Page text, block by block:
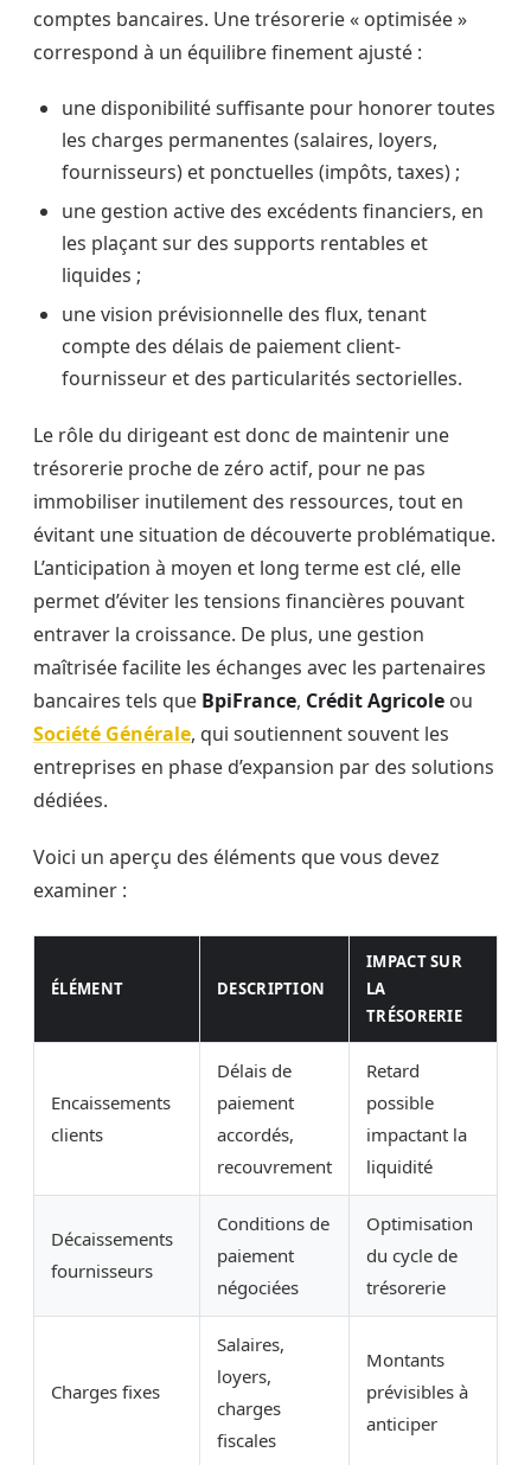
comptes bancaires. Une trésorerie « optimisée »
correspond à un équilibre finement ajusté :
une disponibilité suffisante pour honorer toutes
les charges permanentes (salaires, loyers,
fournisseurs) et ponctuelles (impôts, taxes) ;
une gestion active des excédents financiers, en
les plaçant sur des supports rentables et
liquides ;
une vision prévisionnelle des flux, tenant
compte des délais de paiement client-
fournisseur et des particularités sectorielles.
Le rôle du dirigeant est donc de maintenir une
trésorerie proche de zéro actif, pour ne pas
immobiliser inutilement des ressources, tout en
évitant une situation de découverte problématique.
L’anticipation à moyen et long terme est clé, elle
permet d’éviter les tensions financières pouvant
entraver la croissance. De plus, une gestion
maîtrisée facilite les échanges avec les partenaires
bancaires tels que BpiFrance, Crédit Agricole ou
Société Générale, qui soutiennent souvent les
entreprises en phase d’expansion par des solutions
dédiées.
Voici un aperçu des éléments que vous devez
examiner :
ÉLÉMENT DESCRIPTION
IMPACT SUR
LA
TRÉSORERIE
Encaissements
clients
Délais de
paiement
accordés,
recouvrement
Retard
possible
impactant la
liquidité
Décaissements
fournisseurs
Conditions de
paiement
négociées
Optimisation
du cycle de
trésorerie
Charges fixes
Salaires,
loyers,
charges
fiscales
Montants
prévisibles à
anticiper